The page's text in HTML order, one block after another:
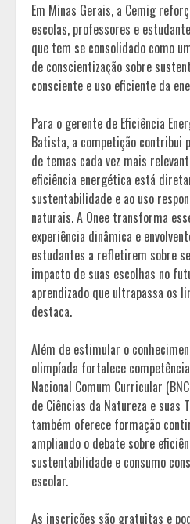
Em Minas Gerais, a Cemig
escolas, professores e
que tem se consolidado como
de conscientização sobre
consciente e uso eficiente da
Para o gerente de Eficiência
Batista, a competição contribui
de temas cada vez mais
eficiência energética está
sustentabilidade e ao uso
naturais. A Onee transforma
experiência dinâmica e
estudantes a refletirem sobre
impacto de suas escolhas no
aprendizado que ultrapassa os
destaca.
Além de estimular o
olimpíada fortalece
Nacional Comum Curricular
de Ciências da Natureza e suas
também oferece formação
ampliando o debate sobre
sustentabilidade e consumo
escolar.
As inscrições são gratuitas e